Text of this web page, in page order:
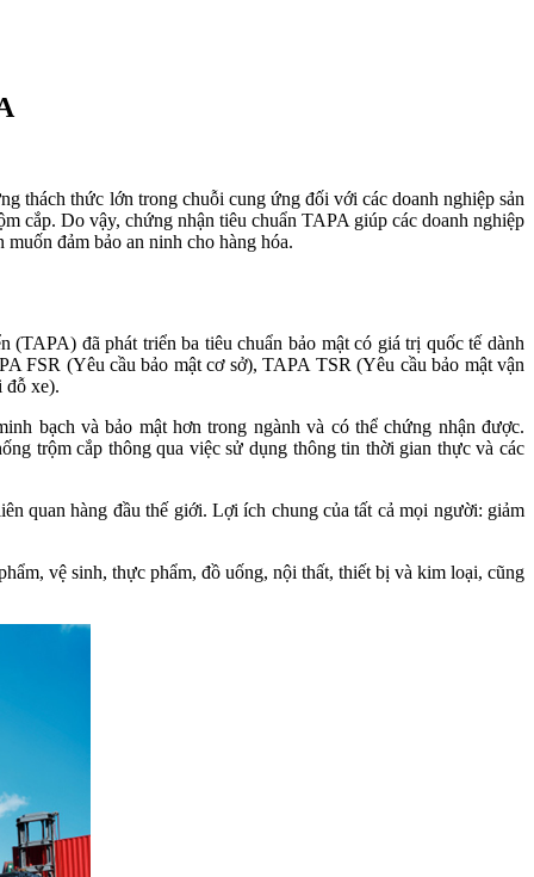
thách thức lớn trong chuỗi cung ứng đối với các doanh nghiệp sản
cắp. Do vậy, chứng nhận tiêu chuẩn TAPA giúp các doanh nghiệp
đảm bảo an ninh cho hàng hóa.
(TAPA) đã phát triển ba tiêu chuẩn bảo mật có giá trị quốc tế dành
FSR (Yêu cầu bảo mật cơ sở), TAPA TSR (Yêu cầu bảo mật vận
đỗ xe).
bạch và bảo mật hơn trong ngành và có thể chứng nhận được.
trộm cắp thông qua việc sử dụng thông tin thời gian thực và các
quan hàng đầu thế giới. Lợi ích chung của tất cả mọi người: giảm
vệ sinh, thực phẩm, đồ uống, nội thất, thiết bị và kim loại, cũng